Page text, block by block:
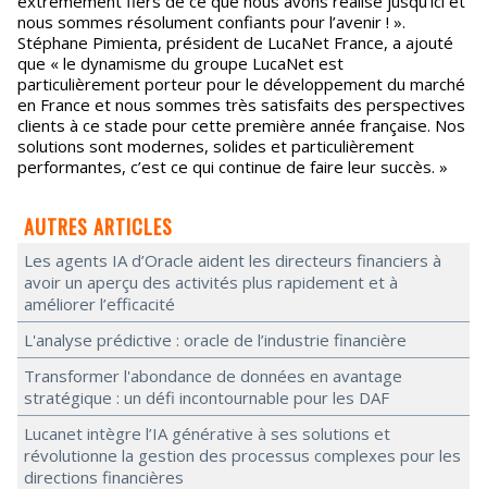
nous sommes résolument confiants pour l’avenir ! ».
Stéphane Pimienta, président de LucaNet France, a ajouté
que « le dynamisme du groupe LucaNet est
particulièrement porteur pour le développement du marché
en France et nous sommes très satisfaits des perspectives
clients à ce stade pour cette première année française. Nos
solutions sont modernes, solides et particulièrement
performantes, c’est ce qui continue de faire leur succès. »
AUTRES ARTICLES
Les agents IA d’Oracle aident les directeurs financiers à
avoir un aperçu des activités plus rapidement et à
améliorer l’efficacité
L'analyse prédictive : oracle de l’industrie financière
Transformer l'abondance de données en avantage
stratégique : un défi incontournable pour les DAF
Lucanet intègre l’IA générative à ses solutions et
révolutionne la gestion des processus complexes pour les
directions financières